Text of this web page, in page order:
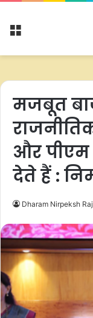
Menu
मजबूत
और पीएम
देते हैं :
Dharam Nirpeksh